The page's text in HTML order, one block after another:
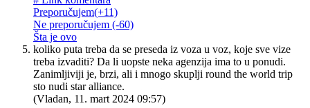
Preporučujem(+11)
Ne preporučujem (-60)
Šta je ovo
koliko puta treba da se preseda iz voza u voz, koje sve vize
treba izvaditi? Da li uopste neka agenzija ima to u ponudi.
Zanimljiviji je, brzi, ali i mnogo skuplji round the world trip
sto nudi star alliance.
(Vladan, 11. mart 2024 09:57)